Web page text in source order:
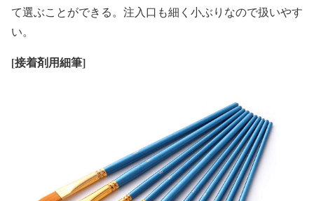
て選ぶことができる。注入口も細く小ぶりなので扱いやす
い。
[接着剤用細筆]